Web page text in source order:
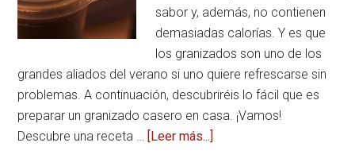
sabor y, además, no contienen
demasiadas calorías. Y es que
los granizados son uno de los
grandes aliados del verano si uno quiere refrescarse sin
problemas. A continuación, descubriréis lo fácil que es
preparar un granizado casero en casa. ¡Vamos!
Descubre una receta … [Leer más...]